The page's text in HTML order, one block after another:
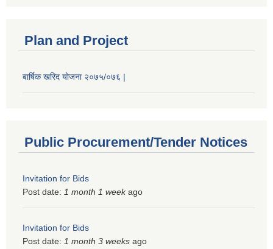
Plan and Project
बार्षिक खरिद योजना २०७५/०७६ |
Public Procurement/Tender Notices
Invitation for Bids
Post date: 1 month 1 weekago
Invitation for Bids
Post date: 1 month 3 weeks ago